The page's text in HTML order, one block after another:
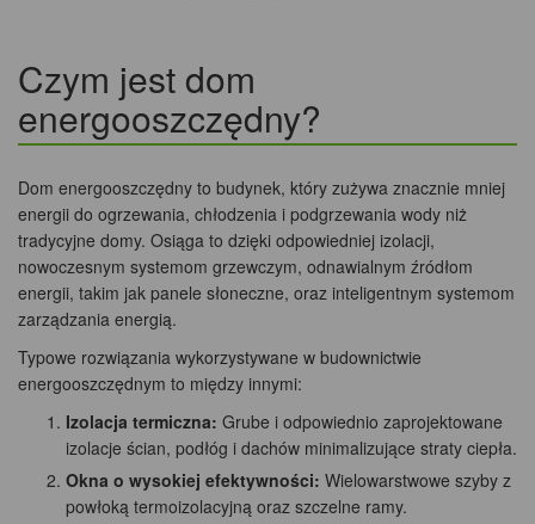
Czym jest dom
energooszczędny?
Dom energooszczędny to budynek, który zużywa znacznie mniej
energii do ogrzewania, chłodzenia i podgrzewania wody niż
tradycyjne domy. Osiąga to dzięki odpowiedniej izolacji,
nowoczesnym systemom grzewczym, odnawialnym źródłom
energii, takim jak panele słoneczne, oraz inteligentnym systemom
zarządzania energią.
Typowe rozwiązania wykorzystywane w budownictwie
energooszczędnym to między innymi:
Izolacja termiczna: Grube i odpowiednio zaprojektowane
izolacje ścian, podłóg i dachów minimalizujące straty ciepła.
Okna o wysokiej efektywności: Wielowarstwowe szyby z
powłoką termoizolacyjną oraz szczelne ramy.